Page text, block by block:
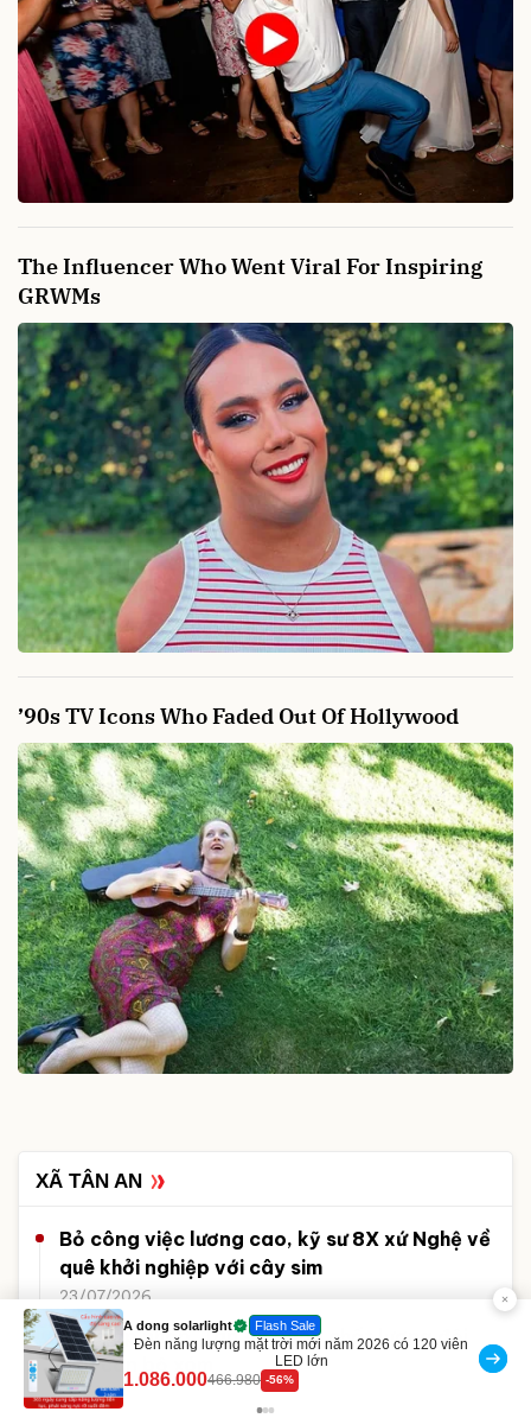
XÃ TÂN AN
Bỏ công việc lương cao, kỹ sư 8X xứ Nghệ về
quê khởi nghiệp với cây sim
23/07/2026
Sau sáp nhập, Tân An nâng chất lượng đội
ngũ cán bộ xóm
21/07/2026
Discount
Sữa dưỡng thể nâng tông tức thì Vaseline Body
190.000138.330 -27%